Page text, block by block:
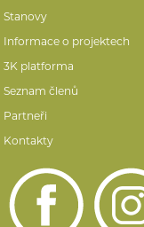
Stanovy
Informace o projektech
3K platforma
Seznam členů
Partneři
Kontakty